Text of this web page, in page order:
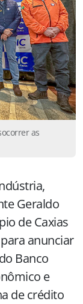
as
Geraldo
de Caxias
anunciar
Banco
e
de crédito